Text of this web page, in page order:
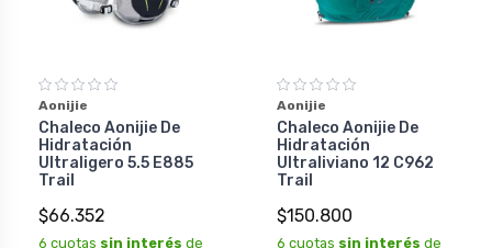
Aonijie
Chaleco Aonijie De
Hidratación
Ultraligero 5.5 E885
Trail
$66.352
6 cuotas sin interés de
Aonijie
Chaleco Aonijie De
Hidratación
Ultraliviano 12 C962
Trail
$150.800
6 cuotas sin interés de